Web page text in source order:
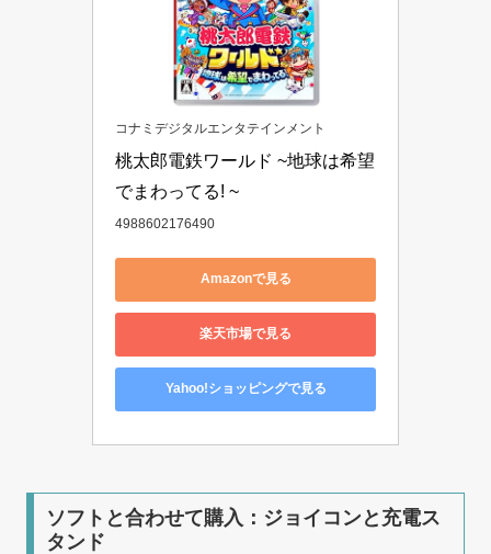
コナミデジタルエンタテインメント
桃太郎電鉄ワールド ~地球は希望
でまわってる! ~
4988602176490
Amazonで見る
楽天市場で見る
Yahoo!ショッピングで見る
ソフトと合わせて購入：ジョイコンと充電ス
タンド